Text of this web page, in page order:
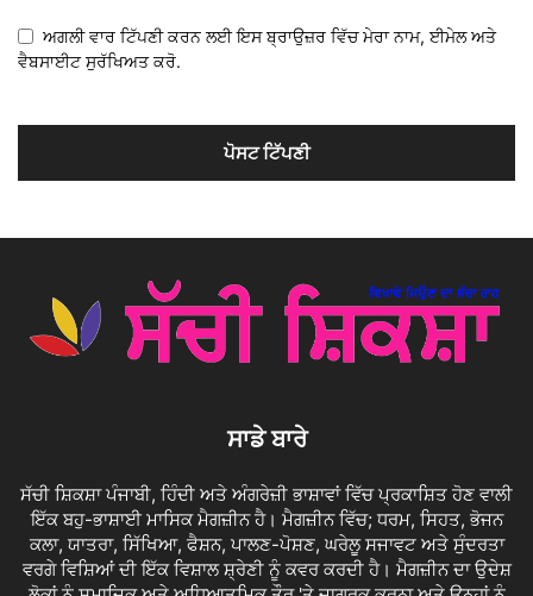
ਅਗਲੀ ਵਾਰ ਟਿੱਪਣੀ ਕਰਨ ਲਈ ਇਸ ਬ੍ਰਾਉਜ਼ਰ ਵਿੱਚ ਮੇਰਾ ਨਾਮ, ਈਮੇਲ ਅਤੇ
ਵੈਬਸਾਈਟ ਸੁਰੱਖਿਅਤ ਕਰੋ.
ਸਾਡੇ ਬਾਰੇ
ਸੱਚੀ ਸ਼ਿਕਸ਼ਾ ਪੰਜਾਬੀ, ਹਿੰਦੀ ਅਤੇ ਅੰਗਰੇਜ਼ੀ ਭਾਸ਼ਾਵਾਂ ਵਿੱਚ ਪ੍ਰਕਾਸ਼ਿਤ ਹੋਣ ਵਾਲੀ
ਇੱਕ ਬਹੁ-ਭਾਸ਼ਾਈ ਮਾਸਿਕ ਮੈਗਜ਼ੀਨ ਹੈ। ਮੈਗਜ਼ੀਨ ਵਿੱਚ; ਧਰਮ, ਸਿਹਤ, ਭੋਜਨ
ਕਲਾ, ਯਾਤਰਾ, ਸਿੱਖਿਆ, ਫੈਸ਼ਨ, ਪਾਲਣ-ਪੋਸ਼ਣ, ਘਰੇਲੂ ਸਜਾਵਟ ਅਤੇ ਸੁੰਦਰਤਾ
ਵਰਗੇ ਵਿਸ਼ਿਆਂ ਦੀ ਇੱਕ ਵਿਸ਼ਾਲ ਸ਼੍ਰੇਣੀ ਨੂੰ ਕਵਰ ਕਰਦੀ ਹੈ। ਮੈਗਜ਼ੀਨ ਦਾ ਉਦੇਸ਼